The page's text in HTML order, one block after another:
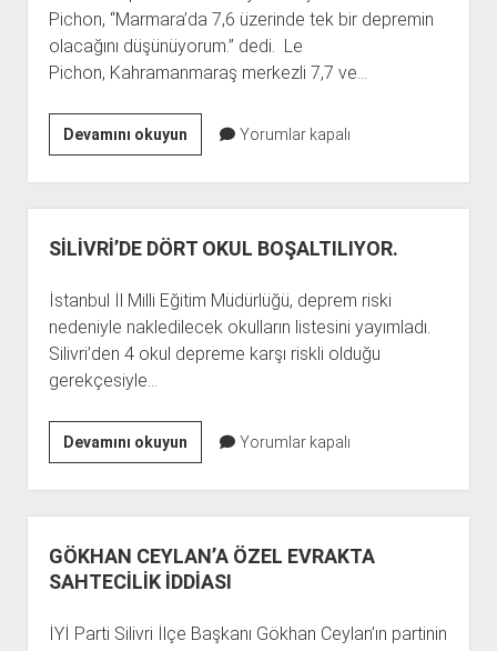
Pichon, “Marmara’da 7,6 üzerinde tek bir depremin
olacağını düşünüyorum.” dedi. Le
Pichon, Kahramanmaraş merkezli 7,7 ve…
Devamını okuyunFRANSIZ
DEPREM
BİLİMCİ:
7.6
ÜZERİNDE
BİR
DEPREM
OLACAK
Yorumlar kapalı
SİLİVRİ’DE DÖRT OKUL BOŞALTILIYOR.
İstanbul İl Milli Eğitim Müdürlüğü, deprem riski
nedeniyle nakledilecek okulların listesini yayımladı.
Silivri’den 4 okul depreme karşı riskli olduğu
gerekçesiyle…
Devamını okuyunSİLİVRİ’DE
DÖRT
OKUL
BOŞALTILIYOR.
Yorumlar kapalı
GÖKHAN CEYLAN’A ÖZEL EVRAKTA
SAHTECİLİK İDDİASI
İYİ Parti Silivri İlçe Başkanı Gökhan Ceylan’ın partinin